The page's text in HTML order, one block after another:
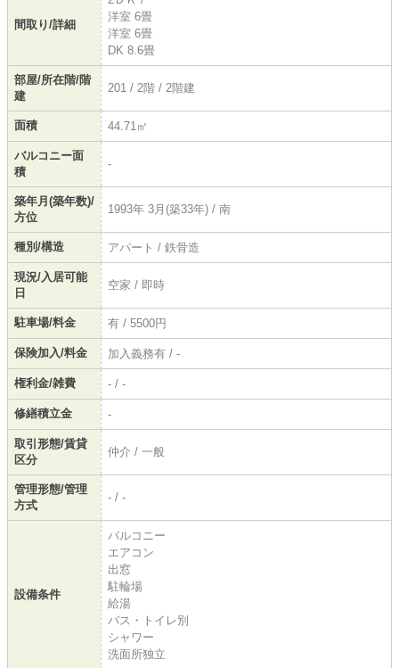
間取り/詳細
洋室 6畳
洋室 6畳
DK 8.6畳
部屋/所在階/階
建
201 / 2階 / 2階建
面積 44.71㎡
バルコニー面
積
-
築年月(築年数)/
方位
1993年 3月(築33年) / 南
種別/構造 アパート / 鉄骨造
現況/入居可能
日
空家 / 即時
駐車場/料金 有 / 5500円
保険加入/料金 加入義務有 / -
権利金/雑費 - / -
修繕積立金 -
取引形態/賃貸
区分
仲介 / 一般
管理形態/管理
方式
- / -
設備条件
バルコニー
エアコン
出窓
駐輪場
給湯
バス・トイレ別
シャワー
洗面所独立